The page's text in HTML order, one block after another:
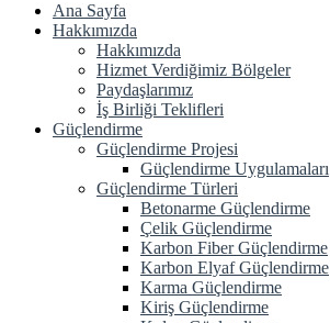
Ana Sayfa
Hakkımızda
Hakkımızda
Hizmet Verdiğimiz Bölgeler
Paydaşlarımız
İş Birliği Teklifleri
Güçlendirme
Güçlendirme Projesi
Güçlendirme Uygulamaları
Güçlendirme Türleri
Betonarme Güçlendirme
Çelik Güçlendirme
Karbon Fiber Güçlendirme
Karbon Elyaf Güçlendirme
Karma Güçlendirme
Kiriş Güçlendirme